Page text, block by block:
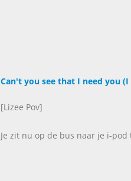
Can't you see that I need you (I
[Lizee Pov]
Je zit nu op de bus naar je i-